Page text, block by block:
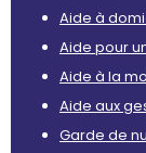
Aide à
Aide pour
Aide à la
Aide aux
Garde de